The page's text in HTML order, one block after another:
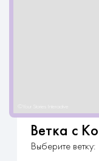
Ветка с
Выберите ветку: